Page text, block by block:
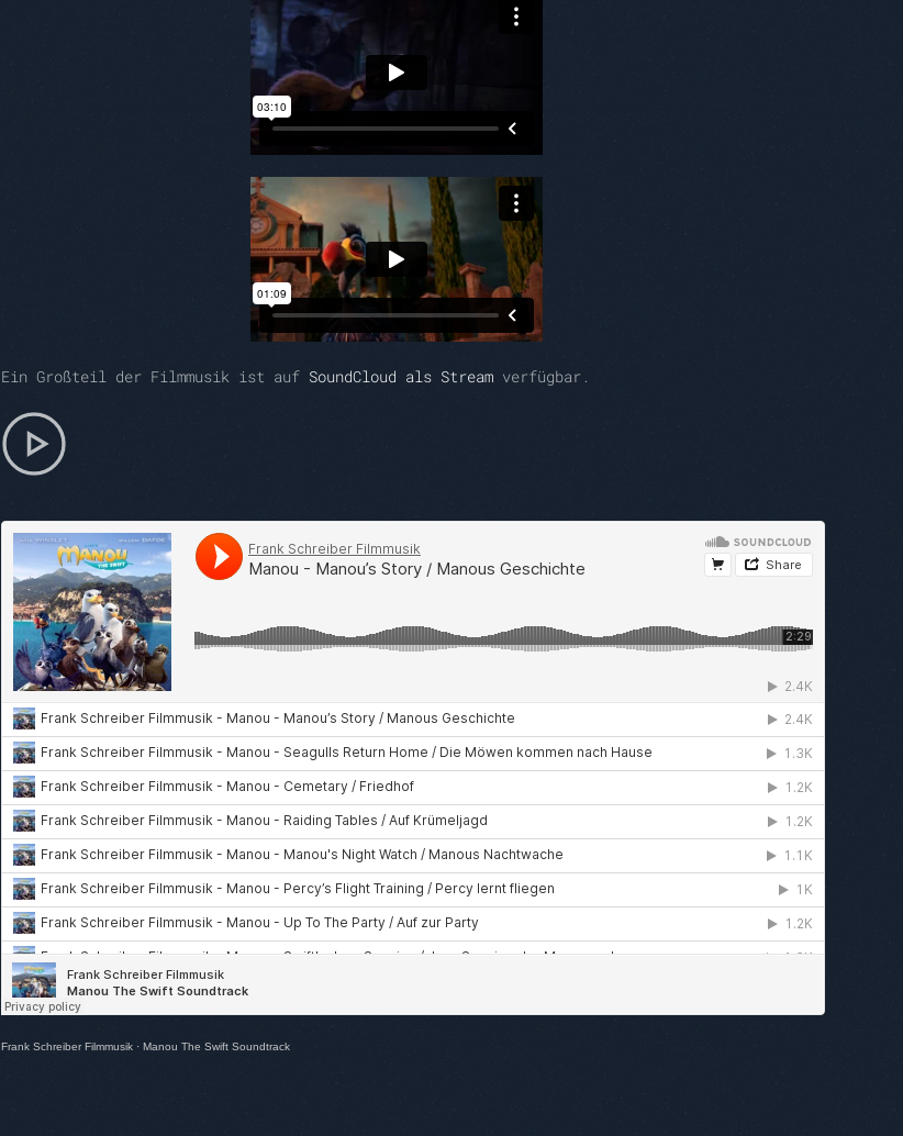
Ein Großteil der Filmmusik ist auf SoundCloud als Streamverfügbar.
Frank Schreiber Filmmusik· Manou The Swift Soundtrack